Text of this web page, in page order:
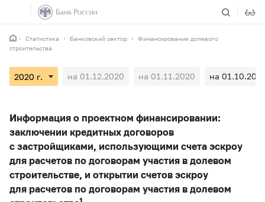
Статистика Банковский сектор
Финансирование долевого
строительства
на 01.12.2020 на 01.11.2020 на
Информация о проектном финансировании:
заключении кредитных договоров
с застройщиками, использующими счета эскроу
для расчетов по договорам участия в долевом
строительстве, и открытии счетов эскроу
для расчетов по договорам участия в долевом